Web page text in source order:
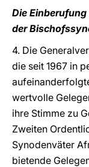
Die
der
4. Die
die seit 1967 in
wertvolle
ihre Stimme zu
Zweiten
Synodenväter
bietende